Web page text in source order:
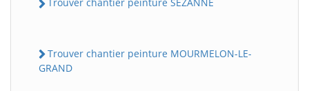
Trouver chantier peinture MOURMELON-LE-
GRAND